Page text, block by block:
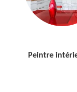
Peintre